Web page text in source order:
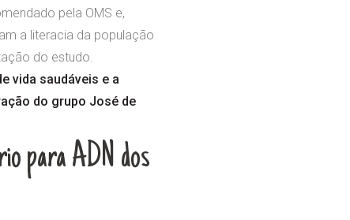
pela OMS e,
a literacia da população
do estudo.
vida saudáveis e a
do grupo José de
para ADN dos